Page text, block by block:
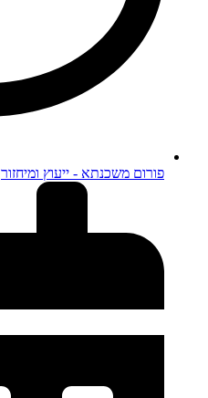
פורום משכנתא - ייעוץ ומיחזור